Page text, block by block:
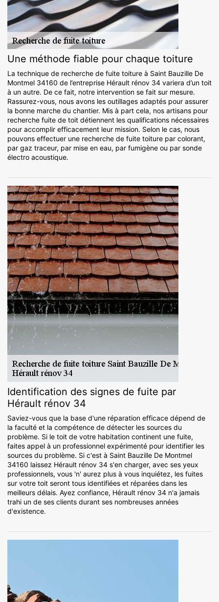
Une méthode fiable pour chaque toiture
La technique de recherche de fuite toiture à Saint Bauzille De
Montmel 34160 de l’entreprise Hérault rénov 34 variera d’un toit
à un autre. De ce fait, notre intervention se fait sur mesure.
Rassurez-vous, nous avons les outillages adaptés pour assurer
la bonne marche du chantier. Mis à part cela, nos artisans pour
recherche fuite de toit détiennent les qualifications nécessaires
pour accomplir efficacement leur mission. Selon le cas, nous
pouvons effectuer une recherche de fuite toiture par colorant,
par gaz traceur, par mise en eau, par fumigène ou par sonde
électro acoustique.
Identification des signes de fuite par
Hérault rénov 34
Saviez-vous que la base d'une réparation efficace dépend de
la faculté et la compétence de détecter les sources du
problème. Si le toit de votre habitation continent une fuite,
faites appel à un professionnel expérimenté pour identifier les
sources du problème. Si c'est à Saint Bauzille De Montmel
34160 laissez Hérault rénov 34 s'en charger, avec ses yeux
professionnels, vous 'n' aurez plus à vous inquiétez, les fuites
sur votre toit seront tous identifiées et réparées dans les
meilleurs délais. Ayez confiance, Hérault rénov 34 n'a jamais
trahi un de ses clients durant ses nombreuses années
d'existence.